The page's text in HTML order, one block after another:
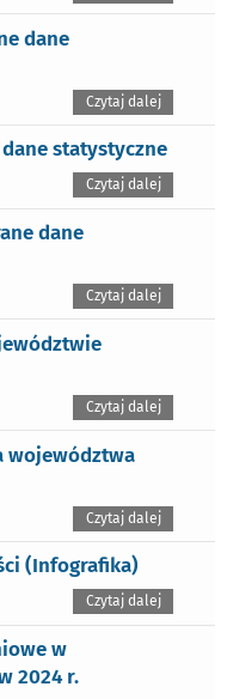
dane
Czytaj dalej
statystyczne
Czytaj dalej
dane
Czytaj dalej
Czytaj dalej
województwa
Czytaj dalej
(Infografika)
Czytaj dalej
w
2024 r.